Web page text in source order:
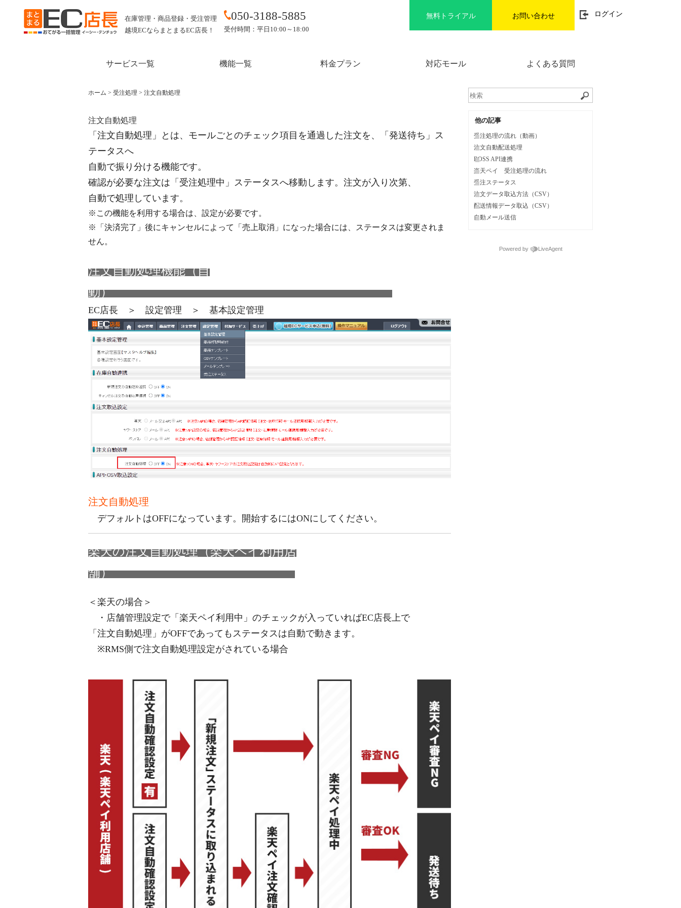
無料トライアル お問い合わせ ログイン
在庫管理・商品登録・受注管理
越境ECならまとまるEC店長！
050-3188-5885
受付時間：平日10:00～18:00
サービス一覧 機能一覧 料金プラン 対応モール よくある質問
ホーム > 受注処理 > 注文自動処理
注文自動処理
「注文自動処理」とは、モールごとのチェック項目を通過した注文を、「発送待ち」ス
テータスへ
自動で振り分ける機能です。
確認が必要な注文は「受注処理中」ステータスへ移動します。注文が入り次第、
自動で処理しています。
※この機能を利用する場合は、設定が必要です。
※「決済完了」後にキャンセルによって「売上取消」になった場合には、ステータスは変更されま
せん。
注文自動処理機能（自
動）
EC店長 ＞ 設定管理 ＞ 基本設定管理
注文自動処理
デフォルトはOFFになっています。開始するにはONにしてください。
楽天の注文自動処理（楽天ペイ利用店
舗）
＜楽天の場合＞
・店舗管理設定で「楽天ペイ利用中」のチェックが入っていればEC店長上で
「注文自動処理」がOFFであってもステータスは自動で動きます。
※RMS側で注文自動処理設定がされている場合
他の記事
受注処理の流れ（動画）
注文自動配送処理
BOSS API連携
楽天ペイ 受注処理の流れ
受注ステータス
注文データ取込方法（CSV）
配送情報データ取込（CSV）
自動メール送信
Powered by LiveAgent